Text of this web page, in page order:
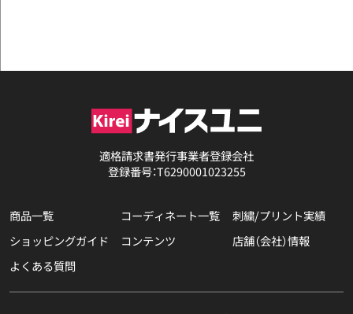
適格請求書発行事業者登録会社
登録番号：T6290001023255
商品一覧 コーディネート一覧
刺繍/プリント実績
ショッピングガイド
コンテンツ
店舗（会社）情報
よくある質問